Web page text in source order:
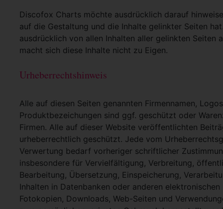
Discofox Charts möchte ausdrücklich darauf
auf die Gestaltung und die Inhalte gelinkter Seiten
ausdrücklich von allen Inhalten aller gelinkten Seiten
macht sich diese Inhalte nicht zu Eigen.
Urheberrechtshinweis
Alle auf diesen Seiten genannten Firmennamen,
Produktbezeichungen sind ggf. geschützt oder
Firmen. Alle auf dieser Website veröffentlichten
urheberrechtlich geschützt. Jede vom
Verwertung bedarf vorheriger schriftlicher
insbesondere für Vervielfältigung, Verbreitung,
Bearbeitung, Übersetzung, Einspeicherung,
Inhalten in Datenbanken oder anderen
Fotokopien, Downloads, Web-Seiten und